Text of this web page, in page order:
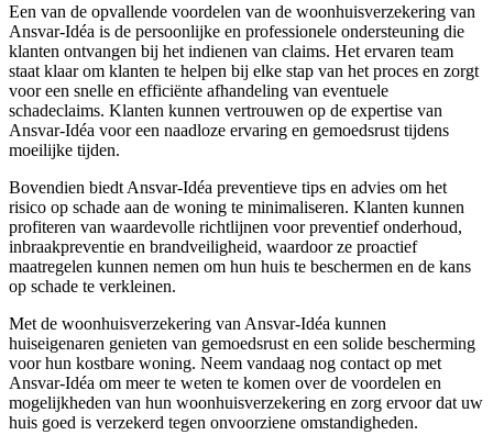
Een van de opvallende voordelen van de woonhuisverzekering van
Ansvar-Idéa is de persoonlijke en professionele ondersteuning die
klanten ontvangen bij het indienen van claims. Het ervaren team
staat klaar om klanten te helpen bij elke stap van het proces en zorgt
voor een snelle en efficiënte afhandeling van eventuele
schadeclaims. Klanten kunnen vertrouwen op de expertise van
Ansvar-Idéa voor een naadloze ervaring en gemoedsrust tijdens
moeilijke tijden.
Bovendien biedt Ansvar-Idéa preventieve tips en advies om het
risico op schade aan de woning te minimaliseren. Klanten kunnen
profiteren van waardevolle richtlijnen voor preventief onderhoud,
inbraakpreventie en brandveiligheid, waardoor ze proactief
maatregelen kunnen nemen om hun huis te beschermen en de kans
op schade te verkleinen.
Met de woonhuisverzekering van Ansvar-Idéa kunnen
huiseigenaren genieten van gemoedsrust en een solide bescherming
voor hun kostbare woning. Neem vandaag nog contact op met
Ansvar-Idéa om meer te weten te komen over de voordelen en
mogelijkheden van hun woonhuisverzekering en zorg ervoor dat uw
huis goed is verzekerd tegen onvoorziene omstandigheden.